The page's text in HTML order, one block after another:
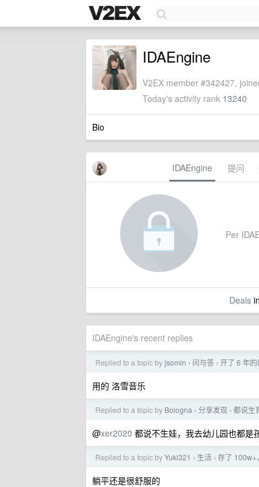
IDAEngine
V2EX member #342427,
Today's activity rank 13240
Bio
IDAEngine 提问
Per
Deals
IDAEngine's recent replies
Replied to a topic byjsomin › 问与答 › 开了 6 年
用的 洛雪音乐
Replied to a topic by Bologna › 分享发现 › 都说生
@xer2020 都说不生娃，我去幼儿园也都是
Replied to a topic byYuki321 › 生活 › 存了 100w+
躺平还是很舒服的